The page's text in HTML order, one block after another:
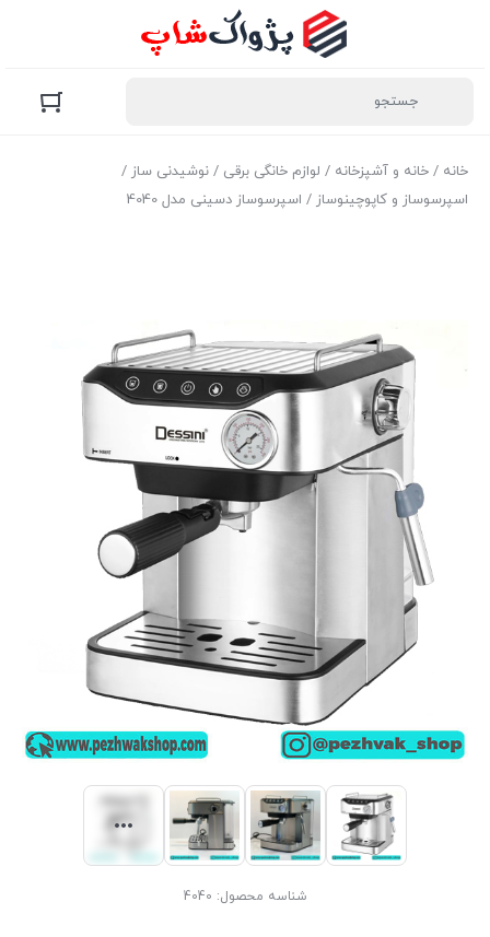
خانه / خانه و آشپزخانه / لوازم خانگی برقی / نوشیدنی ساز /
اسپرسوساز و کاپوچینوساز / اسپرسوساز دسینی مدل 4040
شناسه محصول: 4040